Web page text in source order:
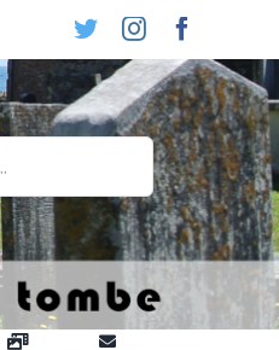
TwitterInstagram